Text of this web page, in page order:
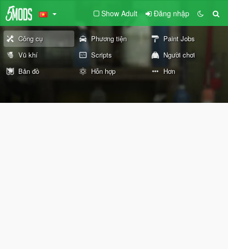
Show Adult Đăng nhập
Công cụ Phương tiện
Paint Jobs
Vũ khí
Scripts
Người chơi
Bản đồ
Hỗn hợp Hơn